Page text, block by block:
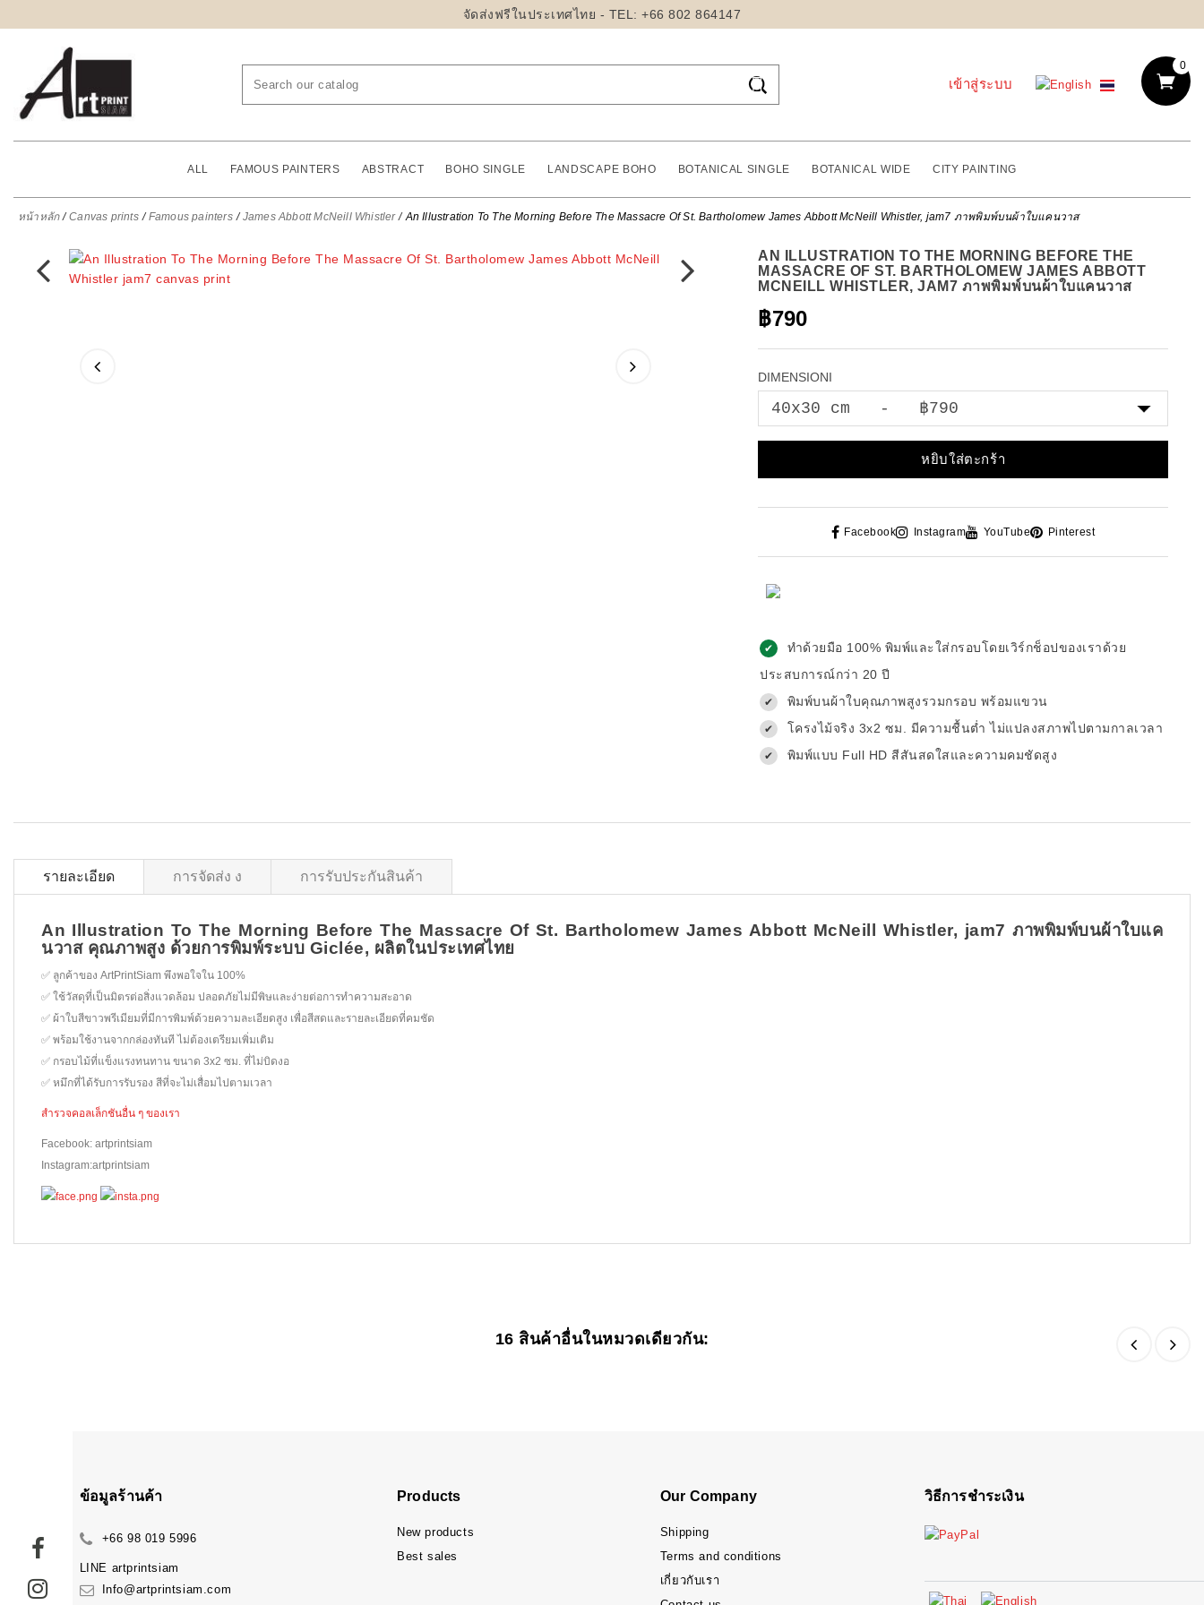
จัดส่งฟรีในประเทศไทย - TEL: +66 802 864147
0
 เข้าสู่ระบบ
ALL FAMOUS PAINTERS ABSTRACT BOHO SINGLE LANDSCAPE BOHO BOTANICAL SINGLE BOTANICAL WIDE CITY PAINTING
หน้าหลัก Canvas prints Famous painters James Abbott McNeill Whistler An Illustration To The Morning Before The Massacre Of St. Bartholomew James Abbott McNeill Whistler, jam7 ภาพพิมพ์บนผ้าใบแคนวาส
AN ILLUSTRATION TO THE MORNING BEFORE THE
MASSACRE OF ST. BARTHOLOMEW JAMES ABBOTT
MCNEILL WHISTLER, JAM7 ภาพพิมพ์บนผ้าใบแคนวาส
฿790
DIMENSIONI
หยิบใส่ตะกร้า
Facebook Instagram YouTube Pinterest
✔
ทำด้วยมือ 100% พิมพ์และใส่กรอบโดยเวิร์กช็อปของเราด้วย
ประสบการณ์กว่า 20 ปี
✔ พิมพ์บนผ้าใบคุณภาพสูงรวมกรอบ พร้อมแขวน
✔ โครงไม้จริง 3x2 ซม. มีความชื้นต่ำ ไม่แปลงสภาพไปตามกาลเวลา
✔ พิมพ์แบบ Full HD สีสันสดใสและความคมชัดสูง
รายละเอียด การจัดส่ง ง การรับประกันสินค้า
An Illustration To The Morning Before The Massacre Of St. Bartholomew James Abbott McNeill Whistler, jam7 ภาพพิมพ์บนผ้าใบแค
นวาส คุณภาพสูง ด้วยการพิมพ์ระบบ Giclée, ผลิตในประเทศไทย
✅ ลูกค้าของ ArtPrintSiam พึงพอใจใน 100%
✅ ใช้วัสดุที่เป็นมิตรต่อสิ่งแวดล้อม ปลอดภัยไม่มีพิษและง่ายต่อการทำความสะอาด
✅ ผ้าใบสีขาวพรีเมียมที่มีการพิมพ์ด้วยความละเอียดสูง เพื่อสีสดและรายละเอียดที่คมชัด
✅ พร้อมใช้งานจากกล่องทันที ไม่ต้องเตรียมเพิ่มเติม
✅ กรอบไม้ที่แข็งแรงทนทาน ขนาด 3x2 ซม. ที่ไม่บิดงอ
✅ หมึกที่ได้รับการรับรอง สีที่จะไม่เสื่อมไปตามเวลา
สำรวจคอลเล็กชันอื่น ๆ ของเรา
Facebook: artprintsiam
Instagram:artprintsiam
16 สินค้าอื่นในหมวดเดียวกัน:
ข้อมูลร้านค้า
+66 98 019 5996
LINE artprintsiam
Info@artprintsiam.com
Products
New products
Best sales
Our Company
Shipping
Terms and conditions
เกี่ยวกับเรา
วิธีการชำระเงิน